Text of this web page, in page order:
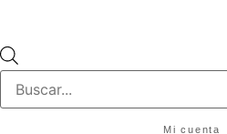
de
productos
Mi